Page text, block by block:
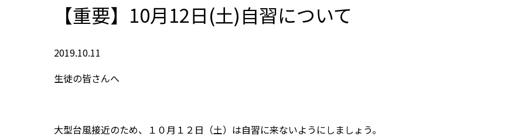
【重要】10月12日(土)自習について
2019.10.11
生徒の皆さんへ
大型台風接近のため、１０月１２日（土）は自習に来ないようにしましょう。